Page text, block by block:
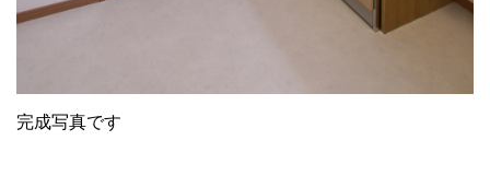
完成写真です